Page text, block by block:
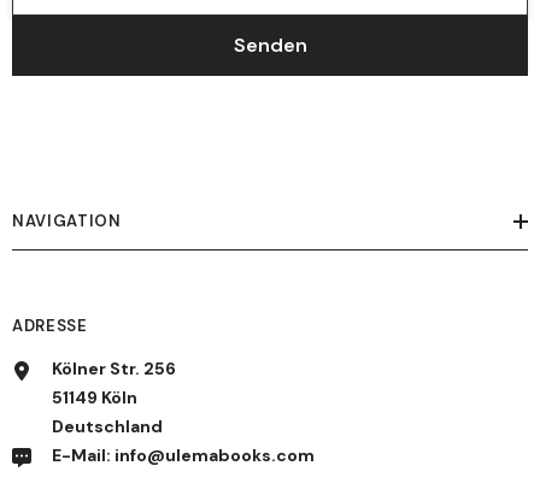
Senden
NAVIGATION
ADRESSE
Kölner Str. 256
51149 Köln
Deutschland
E-Mail: info@ulemabooks.com